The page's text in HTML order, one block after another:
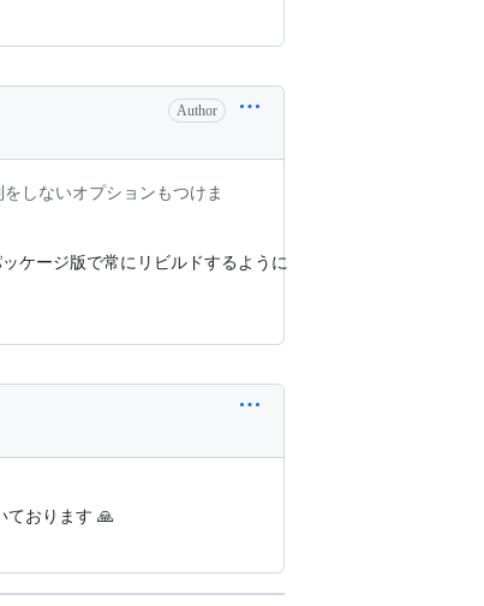
Author
しないオプションもつけま
ケージ版で常にリビルドするように
ております 🙏